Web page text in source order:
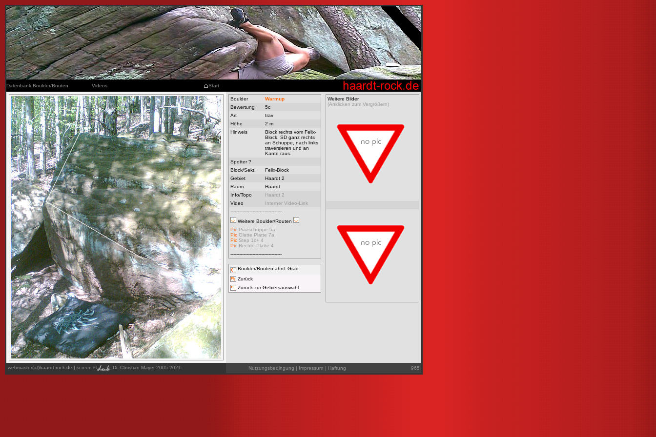
Datenbank Boulder/Routen Videos Start
Boulder
Warmup
Bewertung
5c
Art
trav
Höhe
2 m
Hinweis
Block rechts vom Felix-
Block. SD ganz rechts
an Schuppe, nach links
traversieren und an
Kante raus.
Spotter ?
Block/Sekt.
Felix-Block
Gebiet
Haardt 2
Raum
Haardt
Info/Topo
Haardt 2
Video
Interner Video-Link
-----------------------------------
Weitere Boulder/Routen
Pic Piazschuppe 5a
Pic Glatte Platte 7a
Pic Step 1c+ 4
Pic Rechte Platte 4
-----------------------------------
Boulder/Routen ähnl. Grad
Zurück
Zurück zur Gebietsauswahl
Weitere Bilder
(Anklicken zum Vergrößern)
webmaster(at)haardt-rock.de | screen © Dr. Christian Mayer 2005-2021 Nutzungsbedingung | Impressum | Haftung 965